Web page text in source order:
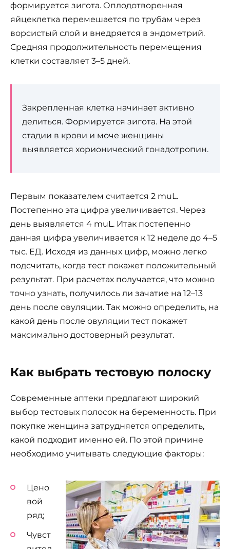
формируется зигота. Оплодотворенная
яйцеклетка перемешается по трубам через
ворсистый слой и внедряется в эндометрий.
Средняя продолжительность перемещения
клетки составляет 3–5 дней.
Закрепленная клетка начинает активно
делиться. Формируется зигота. На этой
стадии в крови и моче женщины
выявляется хорионический гонадотропин.
Первым показателем считается 2 muL.
Постепенно эта цифра увеличивается. Через
день выявляется 4 muL. Итак постепенно
данная цифра увеличивается к 12 неделе до 4–5
тыс. ЕД. Исходя из данных цифр, можно легко
подсчитать, когда тест покажет положительный
результат. При расчетах получается, что можно
точно узнать, получилось ли зачатие на 12–13
день после овуляции. Так можно определить, на
какой день после овуляции тест покажет
максимально достоверный результат.
Как выбрать тестовую полоску
Современные аптеки предлагают широкий
выбор тестовых полосок на беременность. При
покупке женщина затрудняется определить,
какой подходит именно ей. По этой причине
необходимо учитывать следующие факторы:
Цено
вой
ряд;
Чувст